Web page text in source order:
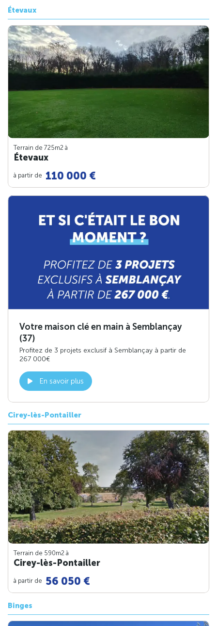
Étevaux
Terrain de 725m2 à
Étevaux
à partir de 110 000 €
Votre maison clé en main à Semblançay
(37)
Profitez de 3 projets exclusif à Semblançay à partir de
267 000€
En savoir plus
Cirey-lès-Pontailler
Terrain de 590m2 à
Cirey-lès-Pontailler
à partir de 56 050 €
Binges